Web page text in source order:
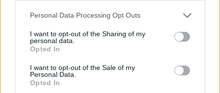
Personal Data Processing Opt Outs
I want to opt-out of the Sharing of my
personal data.
Opted In
I want to opt-out of the Sale of my
Personal Data.
Opted In
A vártnál gyengébb lett a Honda-e Euro
NCAP töréstesztje
2020-12-11